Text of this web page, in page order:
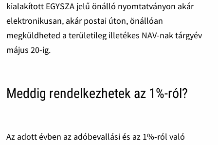
kialakított EGYSZA jelű önálló nyomtatványon akár
elektronikusan, akár postai úton, önállóan
megküldheted a területileg illetékes NAV-nak tárgyév
május 20-ig.
Meddig rendelkezhetek az 1%-ról?
Az adott évben az adóbevallási és az 1%-ról való